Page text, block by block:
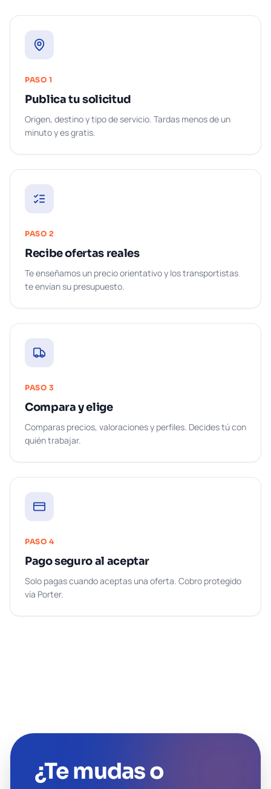
PASO 1
Publica tu solicitud
Origen, destino y tipo de servicio. Tardas menos de un
minuto y es gratis.
PASO 2
Recibe ofertas reales
Te enseñamos un precio orientativo y los transportistas
te envían su presupuesto.
PASO 3
Compara y elige
Comparas precios, valoraciones y perfiles. Decides tú con
quién trabajar.
PASO 4
Pago seguro al aceptar
Solo pagas cuando aceptas una oferta. Cobro protegido
vía Porter.
¿Te mudas o